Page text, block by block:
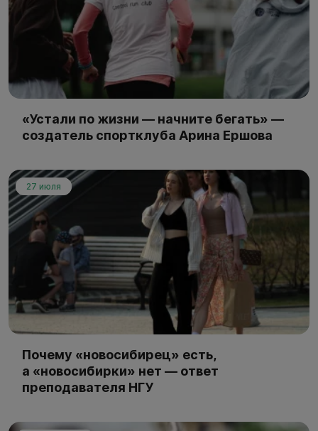
«Устали по жизни — начните бегать» —
создатель спортклуба Арина Ершова
27 июля
Почему «новосибирец» есть,
а «новосибирки» нет — ответ
преподавателя НГУ